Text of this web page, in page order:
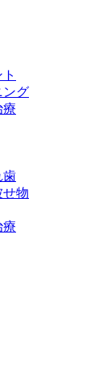
ング
療
歯
せ物
療